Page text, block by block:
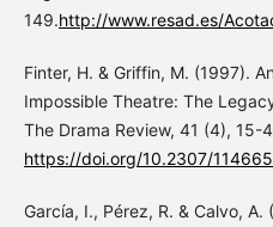
149.http://www.resad.es/
Finter, H. & Griffin, M. (1997).
Impossible Theatre: The
The Drama Review, 41 (4), 15-
https://doi.org/10.2307/
García, I., Pérez, R. & Calvo,